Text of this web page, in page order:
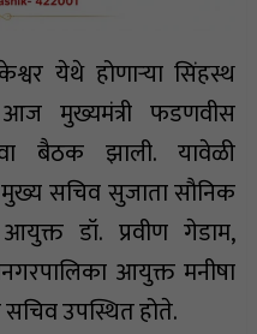
येथे होणाऱ्या सिंहस्थ
आज मुख्यमंत्री फडणवीस
बैठक झाली. यावेळी
सचिव सुजाता सौनिक
डॉ. प्रवीण गेडाम,
आयुक्त मनीषा
सचिव उपस्थित होते.